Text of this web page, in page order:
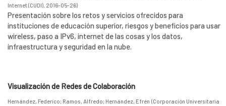
Internet (CUDI), 2016-05-26)
Presentación sobre los retos y servicios ofrecidos para
instituciones de educación superior, riesgos y beneficios para usar
wireless, paso a IPv6, internet de las cosas y los datos,
infraestructura y seguridad en la nube.
Visualización de Redes de Colaboración
Hernández, Federico; Ramos, Alfredo; Hernández, Efrén (Corporación Universitaria